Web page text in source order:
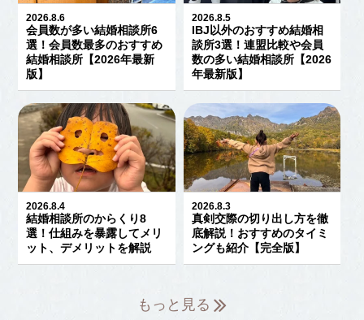
2026.8.6
会員数が多い結婚相談所6
選！会員数最多のおすすめ
結婚相談所【2026年最新
版】
2026.8.5
IBJ以外のおすすめ結婚相
談所3選！連盟比較や会員
数の多い結婚相談所【2026
年最新版】
2026.8.4
結婚相談所のからくり8
選！仕組みを暴露してメリ
ット、デメリットを解説
2026.8.3
真剣交際の切り出し方を徹
底解説！おすすめのタイミ
ングも紹介【完全版】
もっと見る